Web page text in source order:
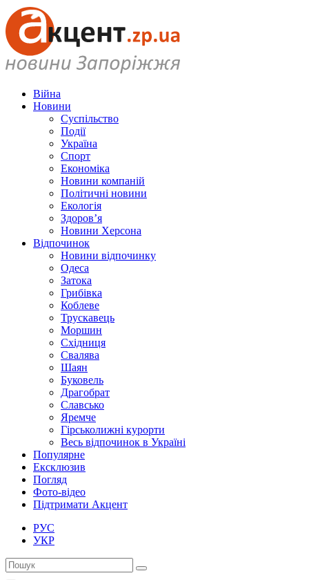
Війна
Новини
Суспільство
Події
Україна
Спорт
Економіка
Новини компаній
Політичні новини
Екологія
Здоров’я
Новини Херсона
Відпочинок
Новини відпочинку
Одеса
Затока
Грибівка
Коблеве
Трускавець
Моршин
Східниця
Свалява
Шаян
Буковель
Драгобрат
Славсько
Яремче
Гірськолижні курорти
Весь відпочинок в Україні
Популярне
Ексклюзив
Погляд
Фото-відео
Підтримати Акцент
РУС
УКР